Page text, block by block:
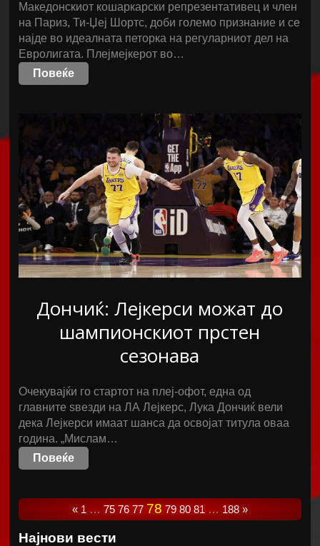
Македонскиот кошаркарски репрезентативец и член
на Париз, Ти-Џеј Шортс, доби големо признание и се
најде во идеалната петорка на регуларниот дел на
Евролигата. Плејмејкерот во…
Повеќе
Дончиќ: Лејкерси можат до
шампионскиот прстен
сезонава
Очекувајќи го стартот на плеј-офот, една од
главните ѕвезди на ЛА Лејкерс, Лука Дончиќ вели
дека Лејкерси имаат шанса да освојат титула оваа
година. „Мислам…
Повеќе
« 1 … 75 76 77 78 79 80 81 … 188 »
Најнови вести